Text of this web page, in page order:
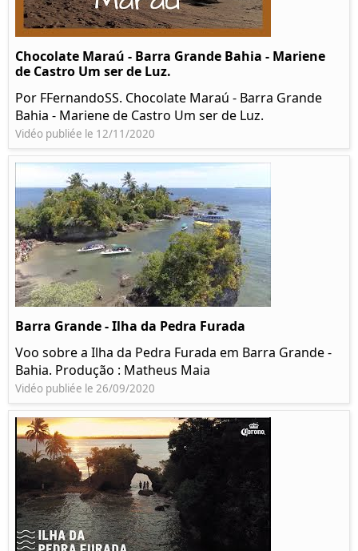
Chocolate Maraú - Barra Grande Bahia - Mariene
de Castro Um ser de Luz.
Por FFernandoSS. Chocolate Maraú - Barra Grande
Bahia - Mariene de Castro Um ser de Luz.
Vidéo publiée le 12/11/2020
Barra Grande - Ilha da Pedra Furada
Voo sobre a Ilha da Pedra Furada em Barra Grande -
Bahia. Produção : Matheus Maia
Vidéo publiée le 26/09/2020